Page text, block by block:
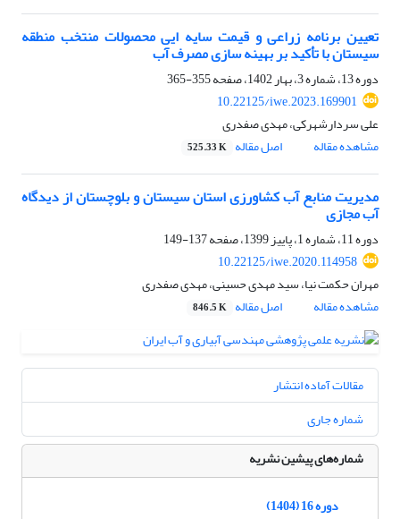
تعیین برنامه زراعی و قیمت سایه ایی محصولات منتخب منطقه
سیستان با تأکید بر بهینه سازی مصرف آب
دوره 13، شماره 3، بهار 1402، صفحه
355-365
10.22125/iwe.2023.169901
علی سردارشهرکی، مهدی صفدری
مشاهده مقاله
اصل مقاله 525.33 K
مدیریت منابع آب کشاورزی استان سیستان و بلوچستان از دیدگاه
آب مجازی
دوره 11، شماره 1، پاییز 1399، صفحه
137-149
10.22125/iwe.2020.114958
مهران حکمت نیا، سید مهدی حسینی، مهدی صفدری
مشاهده مقاله
اصل مقاله 846.5 K
مقالات آماده انتشار
شماره جاری
شماره‌های پیشین نشریه
دوره 16 (1404)